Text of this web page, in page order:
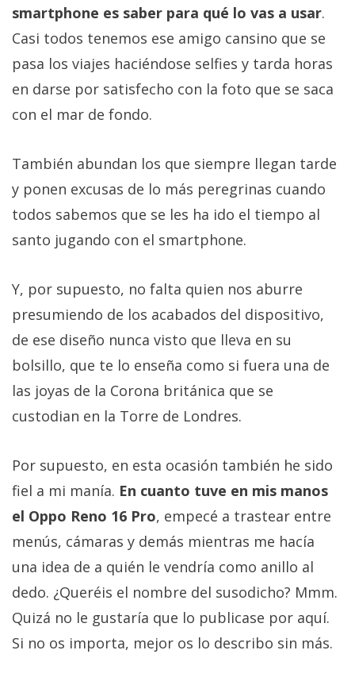
smartphone es saber para qué lo vas a usar.
Casi todos tenemos ese amigo cansino que se
pasa los viajes haciéndose selfies y tarda horas
en darse por satisfecho con la foto que se saca
con el mar de fondo.
También abundan los que siempre llegan tarde
y ponen excusas de lo más peregrinas cuando
todos sabemos que se les ha ido el tiempo al
santo jugando con el smartphone.
Y, por supuesto, no falta quien nos aburre
presumiendo de los acabados del dispositivo,
de ese diseño nunca visto que lleva en su
bolsillo, que te lo enseña como si fuera una de
las joyas de la Corona británica que se
custodian en la Torre de Londres.
Por supuesto, en esta ocasión también he sido
fiel a mi manía. En cuanto tuve en mis manos
el Oppo Reno 16 Pro, empecé a trastear entre
menús, cámaras y demás mientras me hacía
una idea de a quién le vendría como anillo al
dedo. ¿Queréis el nombre del susodicho? Mmm.
Quizá no le gustaría que lo publicase por aquí.
Si no os importa, mejor os lo describo sin más.